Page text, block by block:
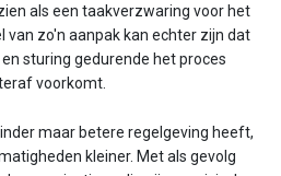
als een taakverzwaring voor het
van zo'n aanpak kan echter zijn dat
sturing gedurende het proces
voorkomt.
maar betere regelgeving heeft,
kleiner. Met als gevolg